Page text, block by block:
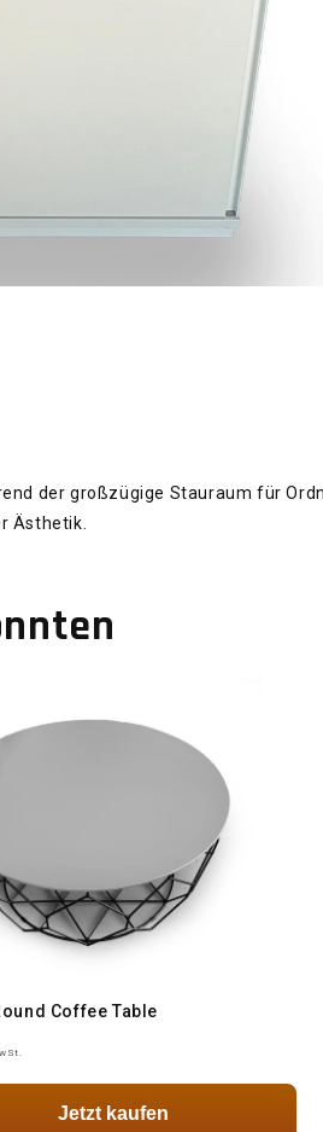
der großzügige Stauraum für
Ästhetik.
Coffee Table
Jetzt kaufen